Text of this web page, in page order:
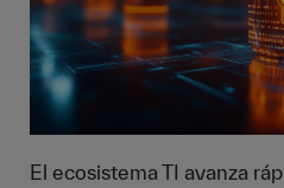
El ecosistema TI avanza